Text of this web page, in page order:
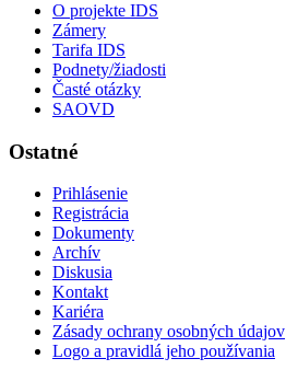
O projekte IDS
Zámery
Tarifa IDS
Podnety/žiadosti
Časté otázky
SAOVD
Ostatné
Prihlásenie
Registrácia
Dokumenty
Archív
Diskusia
Kontakt
Kariéra
Zásady ochrany osobných údajov
Logo a pravidlá jeho používania